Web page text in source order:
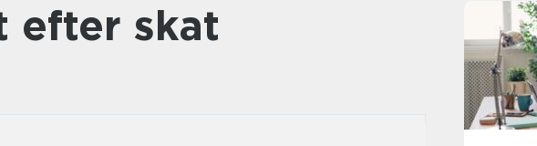
efter skat